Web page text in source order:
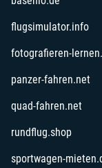
flugsimulator.info
fotografieren-
panzer-fahren.net
quad-fahren.net
rundflug.shopöffnet
sportwagen-